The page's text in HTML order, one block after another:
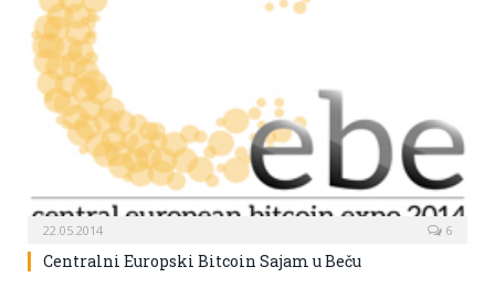
22.05.2014 6
Centralni Europski Bitcoin Sajam u Beču